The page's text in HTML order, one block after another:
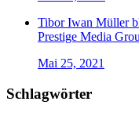
Tibor Iwan Müller
Prestige Media
Mai 25, 2021
Schlagwörter